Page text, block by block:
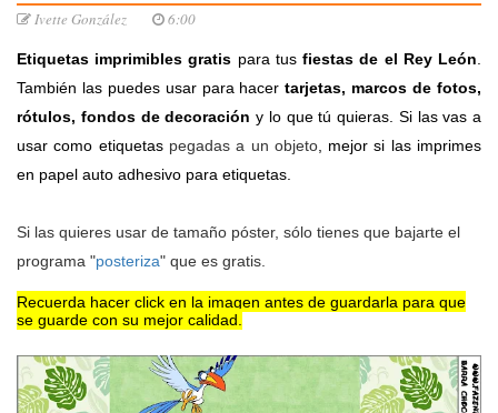
Ivette González 6:00
Etiquetas imprimibles gratis para tus fiestas de el Rey León
También las puedes usar para hacer tarjetas, marcos de fotos,
rótulos, fondos de decoración y lo que tú quieras. Si las vas a
usar como etiquetas pegadas a un objeto, mejor si las imprimes
en papel auto adhesivo para etiquetas.
Si las quieres usar de tamaño póster, sólo tienes que bajarte el
programa "posteriza" que es gratis.
Recuerda hacer click en la imagen antes de guardarla para que
se guarde con su mejor calidad.